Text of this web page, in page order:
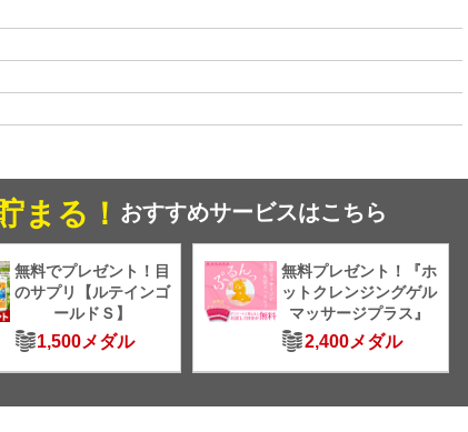
まる！ おすすめサービスはこちら
無料でプレゼント！目
のサプリ【ルテインゴ
ールドＳ】
1,500メダル
無料プレゼント！『ホ
ットクレンジングゲル
マッサージプラス』
2,400メダル